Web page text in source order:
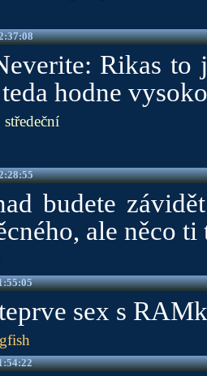
Rikas
hodne
středeční
budete
ale něco
sex s